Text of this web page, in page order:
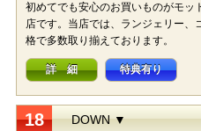
初めてでも安心のお買いものがモッ
店です。当店では、ランジェリー、
格で多数取り揃えております。
詳 細 特典有り
18 DOWN ▼